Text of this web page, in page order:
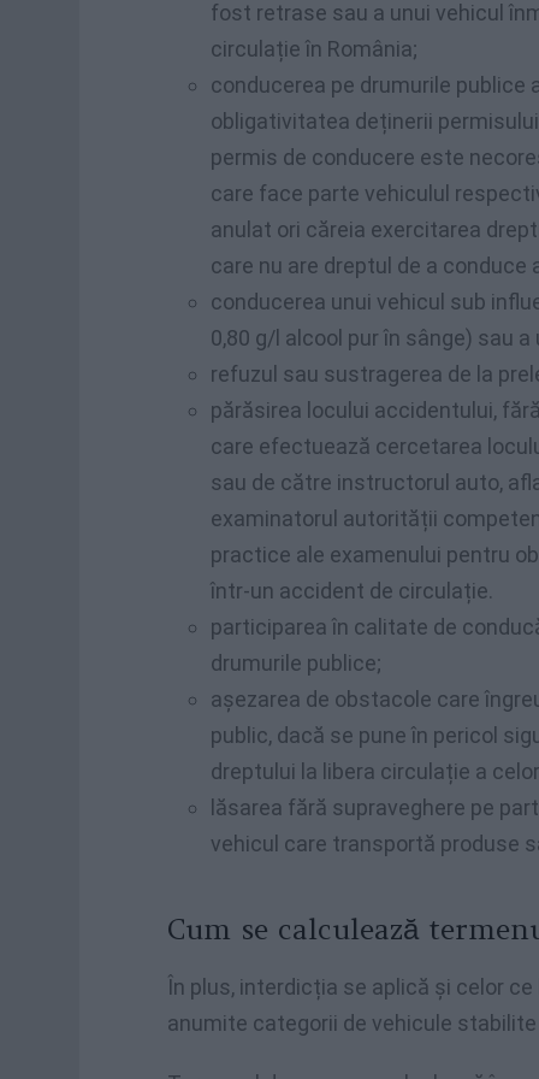
fost retrase sau a unui vehicul
circulație în România;
conducerea pe drumurile publice
obligativitatea deținerii
permis de conducere este
care face parte vehiculul
anulat ori căreia exercitarea
care nu are dreptul de a conduce
conducerea unui vehicul sub
0,80 g/l alcool pur în sânge) sau
refuzul sau sustragerea de la
părăsirea locului accidentului,
care efectuează cercetarea
sau de către instructorul auto,
examinatorul autorității
practice ale examenului pentru
într-un accident de circulație.
participarea în calitate de
drumurile publice;
așezarea de obstacole care
public, dacă se pune în pericol
dreptului la libera circulație a
lăsarea fără supraveghere pe
vehicul care transportă produse
Cum se calculează
În plus, interdicția se aplică și celor
anumite categorii de vehicule